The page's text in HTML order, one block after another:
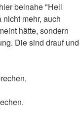
beinahe "Heil
mehr, auch
hätte, sondern
Die sind drauf und